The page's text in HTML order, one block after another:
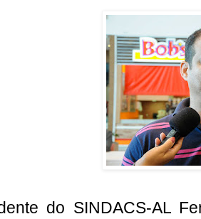
do SINDACS-AL